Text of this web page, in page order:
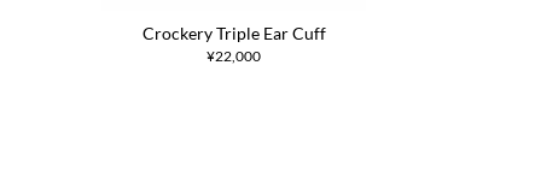
Crockery Triple Ear Cuff
¥22,000